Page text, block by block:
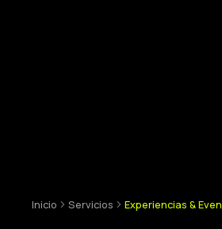
Inicio Servicios Experiencias &